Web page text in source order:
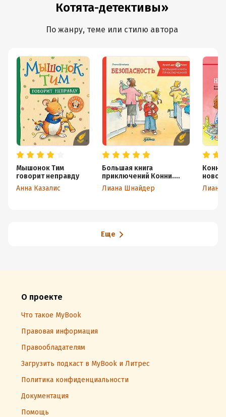
Котята-детективы»
По жанру, теме или стилю автора
Мышонок Тим
говорит неправду
Анна Казалис
Большая книга
приключений Конни.
Безопасность
Лиана Шнайдер
Конни
Лиана
Еще
О проекте
Что такое MyBook
Правовая информация
Правообладателям
Загрузить подкаст в MyBook и Литрес
Политика конфиденциальности
Документация
Помощь